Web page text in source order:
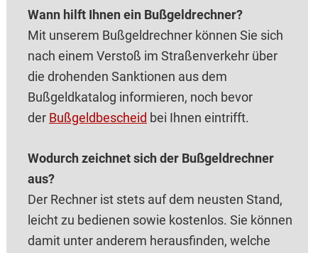
Wann hilft Ihnen ein Bußgeldrechner?
Mit unserem Bußgeldrechner können Sie sich
nach einem Verstoß im Straßenverkehr über
die drohenden Sanktionen aus dem
Bußgeldkatalog informieren, noch bevor
der Bußgeldbescheid bei Ihnen eintrifft.
Wodurch zeichnet sich der Bußgeldrechner
aus?
Der Rechner ist stets auf dem neusten Stand,
leicht zu bedienen sowie kostenlos. Sie können
damit unter anderem herausfinden, welche